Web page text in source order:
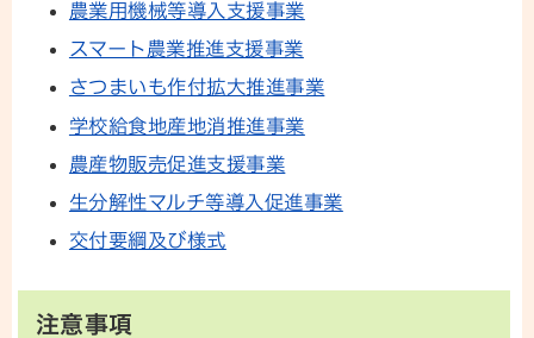
農業用機械等導入支援事業
スマート農業推進支援事業
さつまいも作付拡大推進事業
学校給食地産地消推進事業
農産物販売促進支援事業
生分解性マルチ等導入促進事業
交付要綱及び様式
注意事項